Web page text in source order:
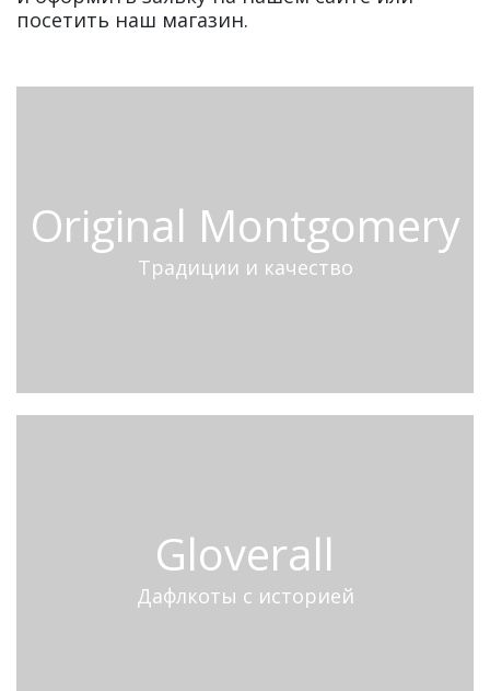
посетить наш магазин.
Original Montgomery
Традиции и качество
Gloverall
Дафлкоты с историей